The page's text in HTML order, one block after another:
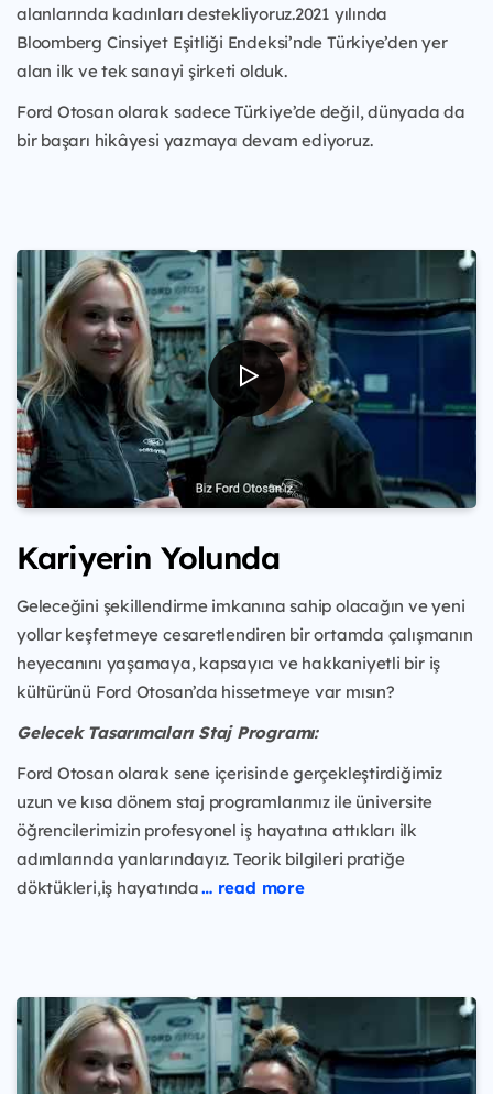
alanlarında kadınları destekliyoruz.2021 yılında
Bloomberg Cinsiyet Eşitliği Endeksi’nde Türkiye’den yer
alan ilk ve tek sanayi şirketi olduk.
Ford Otosan olarak sadece Türkiye’de değil, dünyada da
bir başarı hikâyesi yazmaya devam ediyoruz.
Kariyerin Yolunda
Geleceğini şekillendirme imkanına sahip olacağın ve yeni
yollar keşfetmeye cesaretlendiren bir ortamda çalışmanın
heyecanını yaşamaya, kapsayıcı ve hakkaniyetli bir iş
kültürünü Ford Otosan’da hissetmeye var mısın?
Gelecek Tasarımcıları Staj Programı:
Ford Otosan olarak sene içerisinde gerçekleştirdiğimiz
uzun ve kısa dönem staj programlarımız ile üniversite
öğrencilerimizin profesyonel iş hayatına attıkları ilk
adımlarında yanlarındayız. Teorik bilgileri pratiğe
döktükleri,iş hayatında… read more